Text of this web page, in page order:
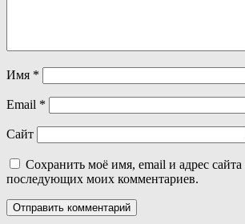
Имя *
Email *
Сайт
Сохранить моё имя, email и адрес сайта
последующих моих комментариев.